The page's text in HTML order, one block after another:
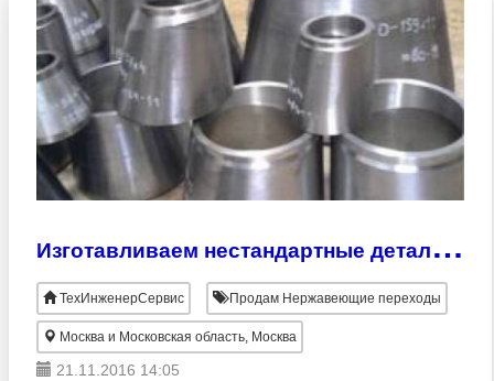
И
зготавливаем нестандартные детали трубопровода , запорную арматуру
ТехИнженерСервис Продам Нержавеющие переходы
Москва и Московская область, Москва
21.11.2016 14:05